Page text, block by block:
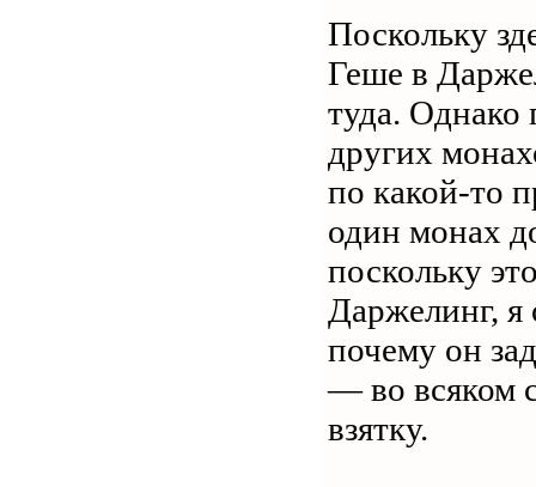
Поскольку
Геше в
туда. Однако
других
по какой-то
один монах
поскольку
Даржелинг, я
почему он
— во всяком
взятку.